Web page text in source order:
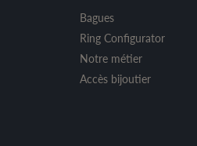
Bagues
Ring Configurator
Notre métier
Accès bijoutier